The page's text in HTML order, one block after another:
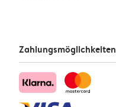
Zahlungsmöglichkeiten